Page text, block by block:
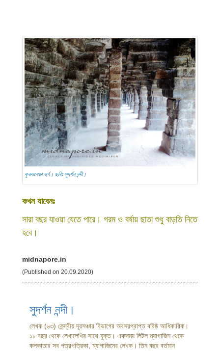
কুরুমবেড়া দুর্গ। ছবিঃ সুদর্শন নন্দী।
কখন যাবেনঃ
সারা বছর যাওয়া যেতে পারে। গরম ও বর্ষায় ছাতা শুধু বাড়তি নিতে
হবে।
midnapore.in
(Published on 20.09.2020)
সুদর্শন নন্দী।
লেখক (৬৩) কেন্দ্রীয় দূরসঞ্চার বিভাগের অবসরপ্রাপ্ত বরিষ্ঠ আধিকারিক।
১৮ বছর থেকে লেখালেখির সাথে যুক্ত। একসময় লিটল ম্যাগাজিন থেকে
কলকাতার সব পত্রপত্রিকা, ম্যাগাজিনের লেখক। তিন বছর বর্তমান